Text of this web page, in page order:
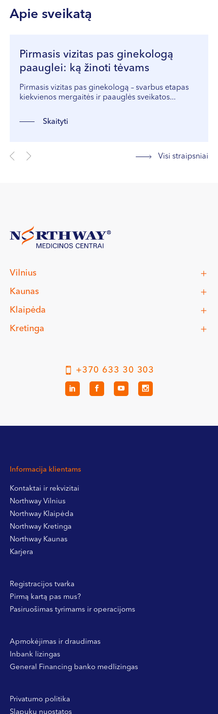
Apie sveikatą
Pirmasis vizitas pas ginekologą
paauglei: ką žinoti tėvams
Pirmasis vizitas pas ginekologą – svarbus etapas
kiekvienos mergaitės ir paauglės sveikatos...
Skaityti
Visi straipsniai
Vilnius
Kaunas
Klaipėda
Kretinga
+370 633 30 303
Informacija klientams
Kontaktai ir rekvizitai
Northway Vilnius
Northway Klaipėda
Northway Kretinga
Northway Kaunas
Karjera
Registracijos tvarka
Pirmą kartą pas mus?
Pasiruošimas tyrimams ir operacijoms
Apmokėjimas ir draudimas
Inbank lizingas
General Financing banko medlizingas
Privatumo politika
Slapukų nuostatos